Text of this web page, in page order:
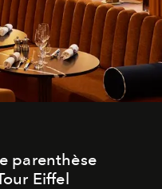
parenthèse
Eiffel